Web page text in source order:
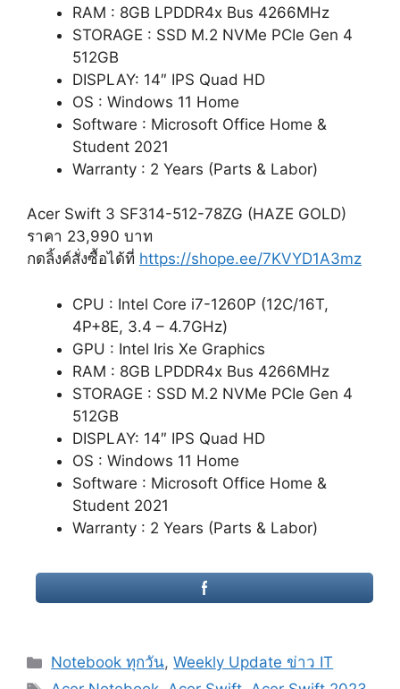
RAM : 8GB LPDDR4x Bus 4266MHz
STORAGE : SSD M.2 NVMe PCIe Gen 4
512GB
DISPLAY: 14″ IPS Quad HD
OS : Windows 11 Home
Software : Microsoft Office Home &
Student 2021
Warranty : 2 Years (Parts & Labor)
Acer Swift 3 SF314-512-78ZG (HAZE GOLD)
ราคา 23,990 บาท
กดลิ้งค์สั่งซื้อได้ที่ https://shope.ee/7KVYD1A3mz
CPU : Intel Core i7-1260P (12C/16T,
4P+8E, 3.4 – 4.7GHz)
GPU : Intel Iris Xe Graphics
RAM : 8GB LPDDR4x Bus 4266MHz
STORAGE : SSD M.2 NVMe PCIe Gen 4
512GB
DISPLAY: 14″ IPS Quad HD
OS : Windows 11 Home
Software : Microsoft Office Home &
Student 2021
Warranty : 2 Years (Parts & Labor)
Categories
Notebook ทุกวัน,Weekly Update ข่าว IT